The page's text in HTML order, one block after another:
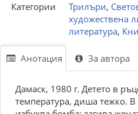
Категории
Трилъри,
художествена
литература,
Анотация За автора
Дамаск, 1980 г. Детето в
температура, диша тежко.